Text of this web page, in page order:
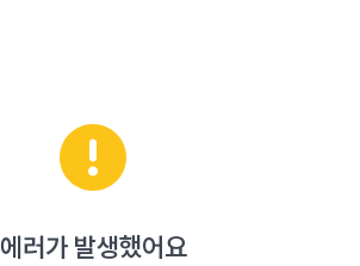
에러가 발생했어요